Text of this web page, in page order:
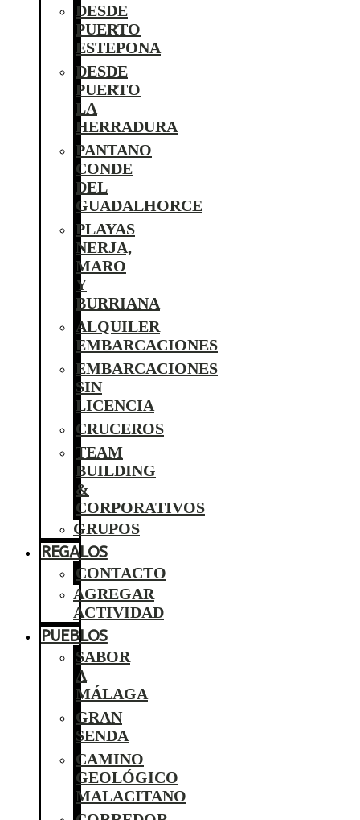
DESDE
PUERTO
ESTEPONA
DESDE
PUERTO
LA
HERRADURA
PANTANO
CONDE
DEL
GUADALHORCE
PLAYAS
NERJA,
MARO
Y
BURRIANA
ALQUILER
EMBARCACIONES
EMBARCACIONES
SIN
LICENCIA
CRUCEROS
TEAM
BUILDING
&
CORPORATIVOS
GRUPOS
REGALOS
CONTACTO
AGREGAR
ACTIVIDAD
PUEBLOS
SABOR
A
MÁLAGA
GRAN
SENDA
CAMINO
GEOLÓGICO
MALACITANO